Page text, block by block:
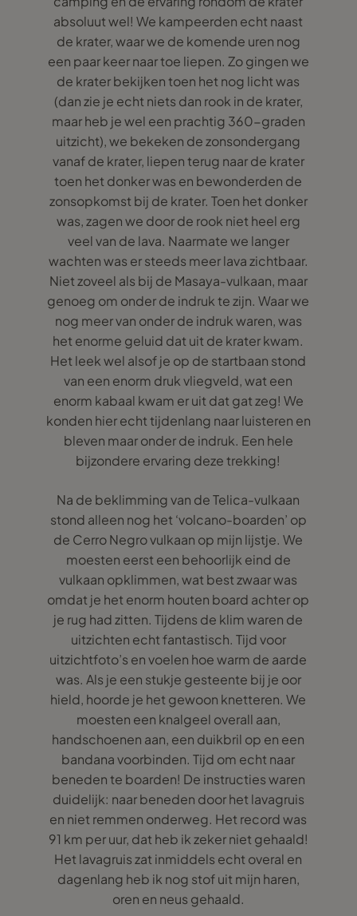
absoluut wel! We kampeerden echt naast
de krater, waar we de komende uren nog
een paar keer naar toe liepen. Zo gingen we
de krater bekijken toen het nog licht was
(dan zie je echt niets dan rook in de krater,
maar heb je wel een prachtig 360-graden
uitzicht), we bekeken de zonsondergang
vanaf de krater, liepen terug naar de krater
toen het donker was en bewonderden de
zonsopkomst bij de krater. Toen het donker
was, zagen we door de rook niet heel erg
veel van de lava. Naarmate we langer
wachten was er steeds meer lava zichtbaar.
Niet zoveel als bij de Masaya-vulkaan, maar
genoeg om onder de indruk te zijn. Waar we
nog meer van onder de indruk waren, was
het enorme geluid dat uit de krater kwam.
Het leek wel alsof je op de startbaan stond
van een enorm druk vliegveld, wat een
enorm kabaal kwam er uit dat gat zeg! We
konden hier echt tijdenlang naar luisteren en
bleven maar onder de indruk. Een hele
bijzondere ervaring deze trekking!
Na de beklimming van de Telica-vulkaan
stond alleen nog het ‘volcano-boarden’ op
de Cerro Negro vulkaan op mijn lijstje. We
moesten eerst een behoorlijk eind de
vulkaan opklimmen, wat best zwaar was
omdat je het enorm houten board achter op
je rug had zitten. Tijdens de klim waren de
uitzichten echt fantastisch. Tijd voor
uitzichtfoto’s en voelen hoe warm de aarde
was. Als je een stukje gesteente bij je oor
hield, hoorde je het gewoon knetteren. We
moesten een knalgeel overall aan,
handschoenen aan, een duikbril op en een
bandana voorbinden. Tijd om echt naar
beneden te boarden! De instructies waren
duidelijk: naar beneden door het lavagruis
en niet remmen onderweg. Het record was
91 km per uur, dat heb ik zeker niet gehaald!
Het lavagruis zat inmiddels echt overal en
dagenlang heb ik nog stof uit mijn haren,
oren en neus gehaald.